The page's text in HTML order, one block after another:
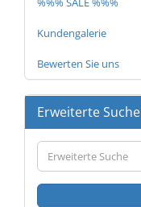
Kundengalerie
Bewerten Sie uns
Erweiterte Suche
Erweiterte
Suche